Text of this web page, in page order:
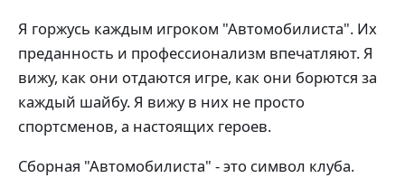
Я горжусь каждым игроком "Автомобилиста". Их
преданность и профессионализм впечатляют. Я
вижу, как они отдаются игре, как они борются за
каждый шайбу. Я вижу в них не просто
спортсменов, а настоящих героев.
Сборная "Автомобилиста" - это символ клуба.